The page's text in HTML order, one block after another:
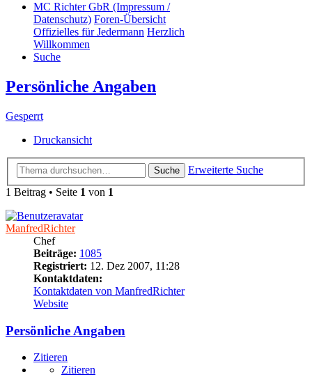
MC Richter GbR (Impressum /
Datenschutz) Foren-Übersicht
Offizielles für Jedermann Herzlich
Willkommen
Suche
Persönliche Angaben
Gesperrt
Druckansicht
Suche
Erweiterte Suche
1 Beitrag • Seite 1 von 1
ManfredRichter
Chef
Beiträge: 1085
Registriert: 12. Dez 2007, 11:28
Kontaktdaten:
Kontaktdaten von ManfredRichter
Website
Persönliche Angaben
Zitieren
Zitieren